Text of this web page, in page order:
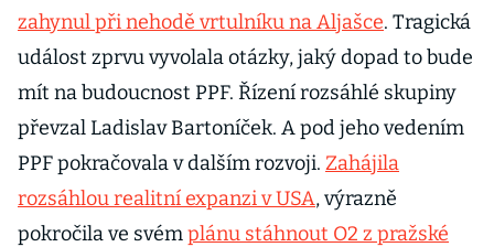
zahynul při nehodě vrtulníku na Aljašce. Tragická
událost zprvu vyvolala otázky, jaký dopad to bude
mít na budoucnost PPF. Řízení rozsáhlé skupiny
převzal Ladislav Bartoníček. A pod jeho vedením
PPF pokračovala v dalším rozvoji. Zahájila
rozsáhlou realitní expanzi v USA, výrazně
pokročila ve svémplánu stáhnout O2 z pražské